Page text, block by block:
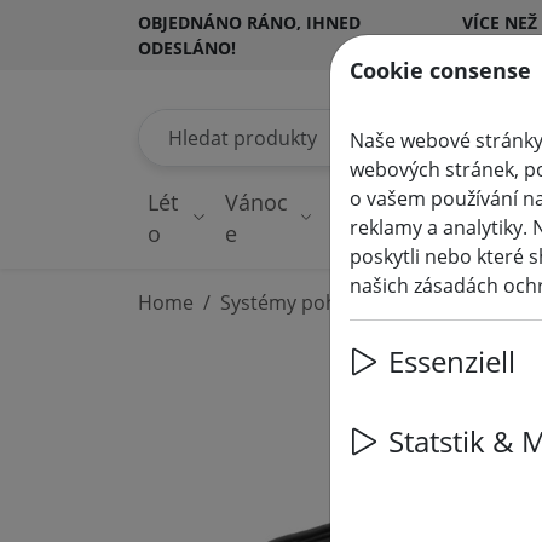
OBJEDNÁNO RÁNO, IHNED
ODESLÁNO!
VÍCE
Lét
o
Vánoc
e
Pohádková
světla
Home Systémy pohádkových světel
Cookie consense
Naše webové
webových stránek,
o vašem používání
reklamy a analytiky.
poskytli nebo které
našich zásadách
Essenziell
Statstik &